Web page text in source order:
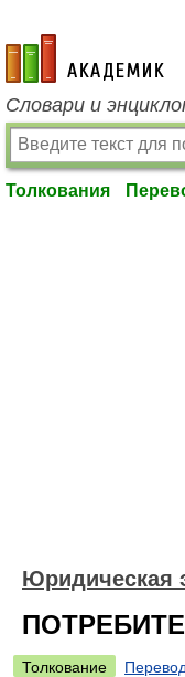
academic.ru
Словари и
Толкования
Юридическая
Толкование
Перевод